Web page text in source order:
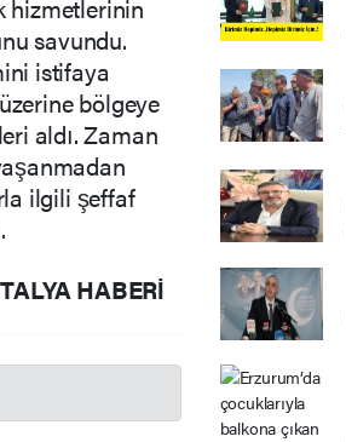
hizmetlerinin
savundu.
istifaya
bölgeye
aldı. Zaman
ilgili şeffaf
HABERİ